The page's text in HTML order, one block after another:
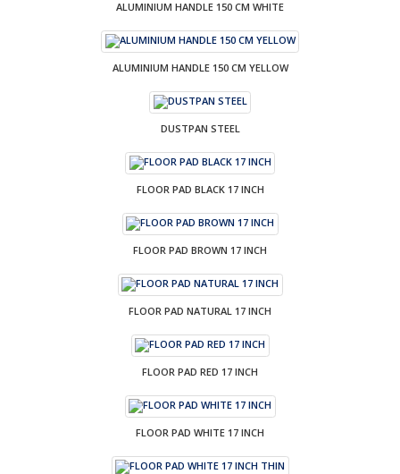
ALUMINIUM HANDLE 150 CM WHITE
ALUMINIUM HANDLE 150 CM YELLOW
DUSTPAN STEEL
FLOOR PAD BLACK 17 INCH
FLOOR PAD BROWN 17 INCH
FLOOR PAD NATURAL 17 INCH
FLOOR PAD RED 17 INCH
FLOOR PAD WHITE 17 INCH